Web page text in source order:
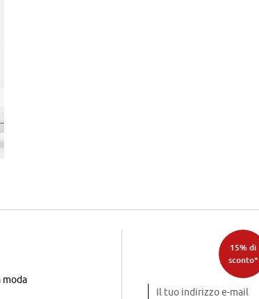
moda
15% di
sconto*
Il tuo indirizzo e-mail